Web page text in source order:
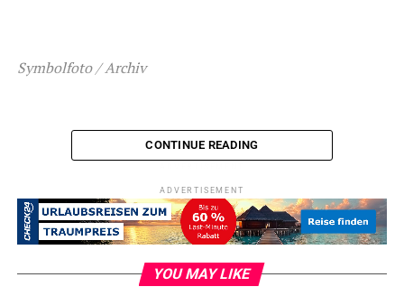
Symbolfoto / Archiv
BLAULICHT DIEBSTAHL
UP NEXT
Fußgängerin auf der Kaiserstraße angefahren
DON'T MISS
CONTINUE READING
ADVERTISEMENT
YOU MAY LIKE